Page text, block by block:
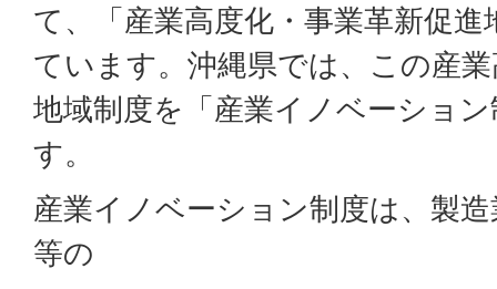
て、「産業高度化・事業革新促
ています。沖縄県では、この産
地域制度を「産業イノベーショ
す。
産業イノベーション制度は、製
等の